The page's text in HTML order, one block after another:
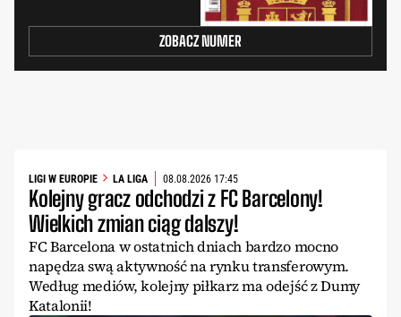
ZOBACZ NUMER
LIGI W EUROPIE LA LIGA 08.08.2026 17:45
Kolejny gracz odchodzi z FC Barcelony!
Wielkich zmian ciąg dalszy!
FC Barcelona w ostatnich dniach bardzo mocno
napędza swą aktywność na rynku transferowym.
Według mediów, kolejny piłkarz ma odejść z Dumy
Katalonii!